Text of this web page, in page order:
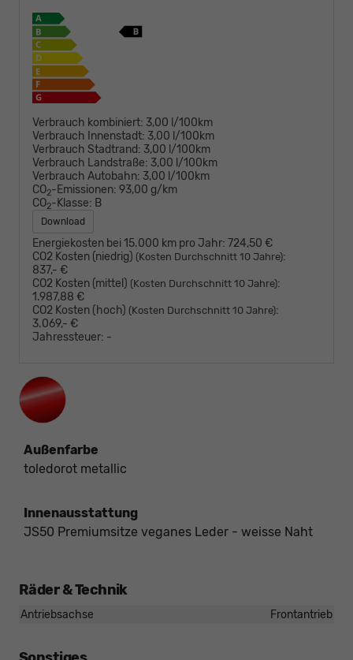
Verbrauch kombiniert: 3,00 l/100km
Verbrauch Innenstadt: 3,00 l/100km
Verbrauch Stadtrand: 3,00 l/100km
Verbrauch Landstraße: 3,00 l/100km
Verbrauch Autobahn: 3,00 l/100km
CO2-Emissionen: 93,00 g/km
CO2-Klasse: B
Download
Energiekosten bei 15.000 km pro Jahr: 724,50 €
CO2 Kosten (niedrig) (Kosten Durchschnitt 10 Jahre):
837,- €
CO2 Kosten (mittel) (Kosten Durchschnitt 10 Jahre):
1.987,88 €
CO2 Kosten (hoch) (Kosten Durchschnitt 10 Jahre):
3.069,- €
Jahressteuer: -
Außenfarbe
toledorot metallic
Innenausstattung
JS50 Premiumsitze veganes Leder - weisse Naht
Räder & Technik
Antriebsachse Frontantrieb